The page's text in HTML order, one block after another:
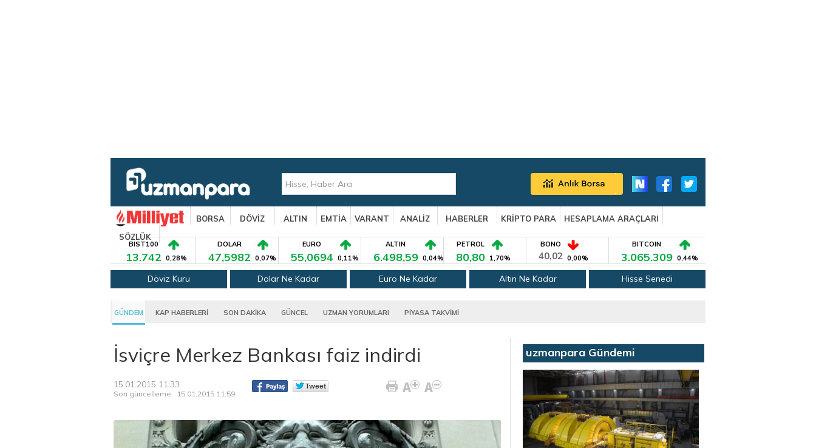
BORSA DÖVİZ ALTIN EMTİA VARANT ANALİZ HABERLER KRİPTO PARA
HESAPLAMA ARAÇLARI
SÖZLÜK
BIST100
13.742 0,28%
DOLAR
47,5982 0,07%
EURO
55,0694 0,11%
ALTIN
6.498,59 0,04%
PETROL
80,80 1,70%
BONO
40,02 0,00%
BITCOIN
3.065.309 0,44%
Döviz Kuru Dolar Ne Kadar Euro Ne Kadar Altın Ne Kadar Hisse Senedi
GÜNDEM KAP HABERLERİ SON DAKİKA GÜNCEL UZMAN YORUMLARI PİYASA TAKVİMİ
İsviçre Merkez Bankası faiz indirdi
15.01.2015 11:33
Son güncelleme : 15.01.2015 11:59
uzmanpara Gündemi